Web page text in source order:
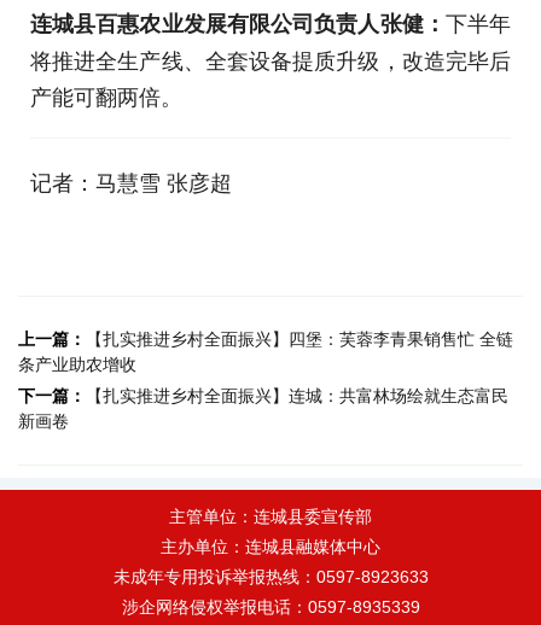
连城县百惠农业发展有限公司负责人张健： 下半年
将推进全生产线、全套设备提质升级，改造完毕后
产能可翻两倍。
记者：马慧雪 张彦超
上一篇：
【扎实推进乡村全面振兴】四堡：芙蓉李青果销售忙 全链
条产业助农增收
下一篇：
【扎实推进乡村全面振兴】连城：共富林场绘就生态富民
新画卷
主管单位：连城县委宣传部
主办单位：连城县融媒体中心
未成年专用投诉举报热线：0597-8923633
涉企网络侵权举报电话：0597-8935339